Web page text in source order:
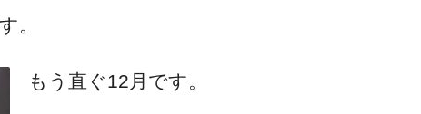
。
もう直ぐ12月です。